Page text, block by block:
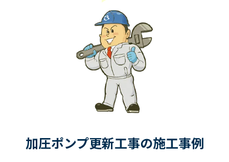
加圧ポンプ更新工事の施工事例